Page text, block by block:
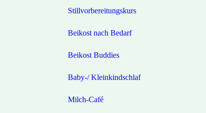
Stillvorbereitungskurs
Beikost nach Bedarf
Beikost Buddies
Baby-/ Kleinkindschlaf
Milch-Café